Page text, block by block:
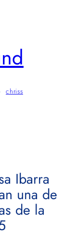
chriss
Ibarra
una de
de la